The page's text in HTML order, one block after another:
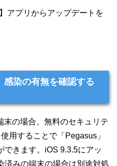
アプリからアップデートを
染の有無を確認する
の場合、無料のセキュリテ
用することで「Pegasus」
できます。iOS 9.3.5にアッ
済みの端末の場合は別途対処